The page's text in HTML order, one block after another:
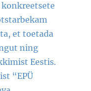
et toetada
ning
Eestis.
“EPÜ